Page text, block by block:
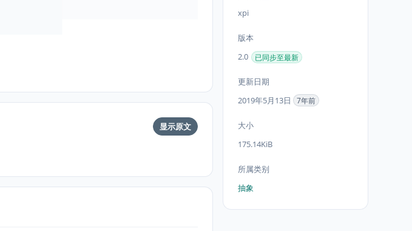
显示原文
xpi
版本
2.0
已同步至最新
更新日期
2019年5月13日
7年前
大小
175.14KiB
所属类别
抽象